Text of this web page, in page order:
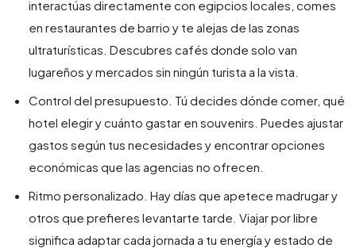
interactúas directamente con egipcios locales, comes
en restaurantes de barrio y te alejas de las zonas
ultraturísticas. Descubres cafés donde solo van
lugareños y mercados sin ningún turista a la vista.
Control del presupuesto. Tú decides dónde comer, qué
hotel elegir y cuánto gastar en souvenirs. Puedes ajustar
gastos según tus necesidades y encontrar opciones
económicas que las agencias no ofrecen.
Ritmo personalizado. Hay días que apetece madrugar y
otros que prefieres levantarte tarde. Viajar por libre
significa adaptar cada jornada a tu energía y estado de